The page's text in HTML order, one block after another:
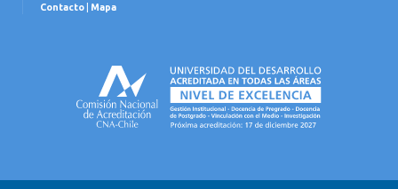
Contacto Mapa